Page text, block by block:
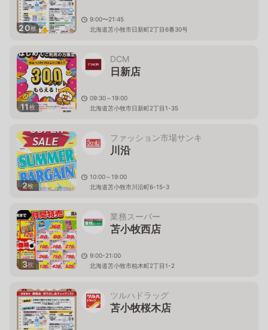
20枚
9:00〜21:45
北海道苫小牧市日新町2丁目6番30号
11枚
DCM
日新店
09:30～19:00
北海道苫小牧市日新町2丁目1-35
2枚
ファッション市場サンキ
川沿
10:00～19:00
北海道苫小牧市川沿町6-15-3
3枚
業務スーパー
苫小牧西店
9:00-21:00
北海道苫小牧市柏木町2丁目1-2
ツルハドラッグ
苫小牧桜木店